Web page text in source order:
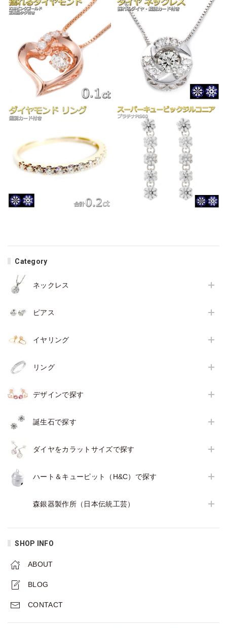
Category
ネックレス
ピアス
イヤリング
リング
デザインで探す
誕生石で探す
ダイヤをカラットサイズで探す
ハート＆キューピット（H&C）で探す
森銀器製作所（日本伝統工芸）
SHOP INFO
ABOUT
BLOG
CONTACT